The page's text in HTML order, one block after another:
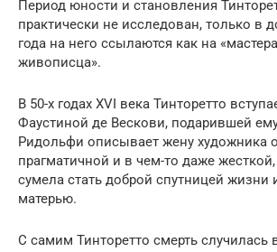
Период юности и становления
практически не исследован, только в
года на него ссылаются как на
живописца».
В 50-х годах XVI века Тинторетто
Фаустиной де Вескови, подарившей
Ридольфи описывает жену художника
прагматичной и в чем-то даже
сумела стать доброй спутницей жизни
матерью.
С самим Тинторетто смерть случилась